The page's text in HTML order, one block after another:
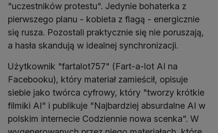
"uczestników protestu". Jedynie bohaterka z
pierwszego planu - kobieta z flagą - energicznie
się rusza. Pozostali praktycznie się nie poruszają,
a hasła skandują w idealnej synchronizacji.
Użytkownik "fartalot757" (Fart-a-lot AI na
Facebooku), który materiał zamieścił, opisuje
siebie jako twórca cyfrowy, który "tworzy krótkie
filmiki AI" i publikuje "Najbardziej absurdalne AI w
polskim internecie Codziennie nowa scenka". W